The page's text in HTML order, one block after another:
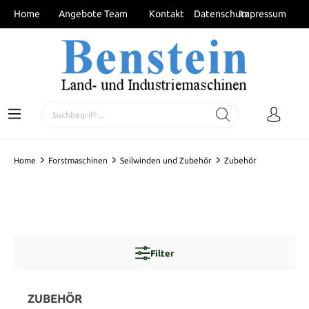
Home Angebote Team Kontakt DatenschutzImpressum
Home Forstmaschinen Seilwinden und Zubehör Zubehör
Filter
ZUBEHÖR